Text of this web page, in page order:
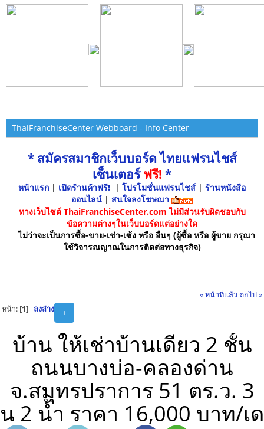
ThaiFranchiseCenter Webboard - Info Center
* สมัครสมาชิกเว็บบอร์ด ไทยแฟรนไชส์
เซ็นเตอร์ฟรี! *
หน้าแรก | เปิดร้านค้าฟรี! | โปรโมชั่นแฟรนไชส์ | ร้านหนังสือ
ออนไลน์ | สนใจลงโฆษณา
ทางเว็บไซต์ ThaiFranchiseCenter.com ไม่มีส่วนรับผิดชอบกับ
ข้อความต่างๆในเว็บบอร์ดแต่อย่างใด
ไม่ว่าจะเป็นการซื้อ-ขาย-เช่า-เซ้ง หรือ อื่นๆ (ผู้ซื้อ หรือ ผู้ขาย กรุณา
ใช้วิจารณญาณในการติดต่อทางธุรกิจ)
« หน้าที่แล้ว ต่อไป »
+
หน้า: [1] ลงล่าง
บ้าน ให้เช่าบ้านเดี่ยว 2 ชั้น
ถนนบางบ่อ-คลองด่าน
จ.สมุทรปราการ 51 ตร.ว. 3
น 2 น้ำ ราคา 16,000 บาท/เด